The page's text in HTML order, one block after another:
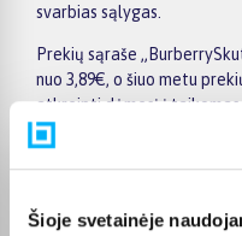
Šioje svetainėje
svarbias sąlygas.
Prekių sąraše
nuo 3,89€, o šiuo metu
atkreipti dėmesį į taikomas
techninius parametrus bei
būtų lengviau išsirinkti
Papildomi pasirinkimai ir